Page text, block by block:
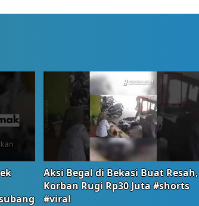
Aksi Begal di Bekasi Buat Resah,
Korban Rugi Rp30 Juta #shorts
#viral